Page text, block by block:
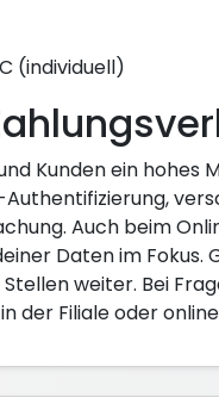
(individuell)
Kunden ein hohes
Auch beim
Daten im Fokus.
weiter. Bei
der Filiale oder